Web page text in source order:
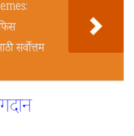
सर्वोत्तम